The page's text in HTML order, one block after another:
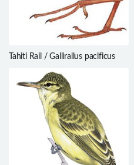
Tahiti Rail / Gallirallus pacificus